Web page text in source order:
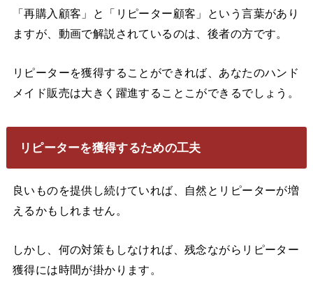
「再購入顧客」と「リピーター顧客」という言葉があり
ますが、動画で解説されているのは、後者の方です。
リピーターを獲得することができれば、あなたのハンド
メイド販売は大きく躍進することこができるでしょう。
リピーターを獲得するための工夫
良いものを提供し続けていれば、自然とリピーターが増
えるかもしれません。
しかし、何の対策もしなければ、残念ながらリピーター
獲得には時間が掛かります。